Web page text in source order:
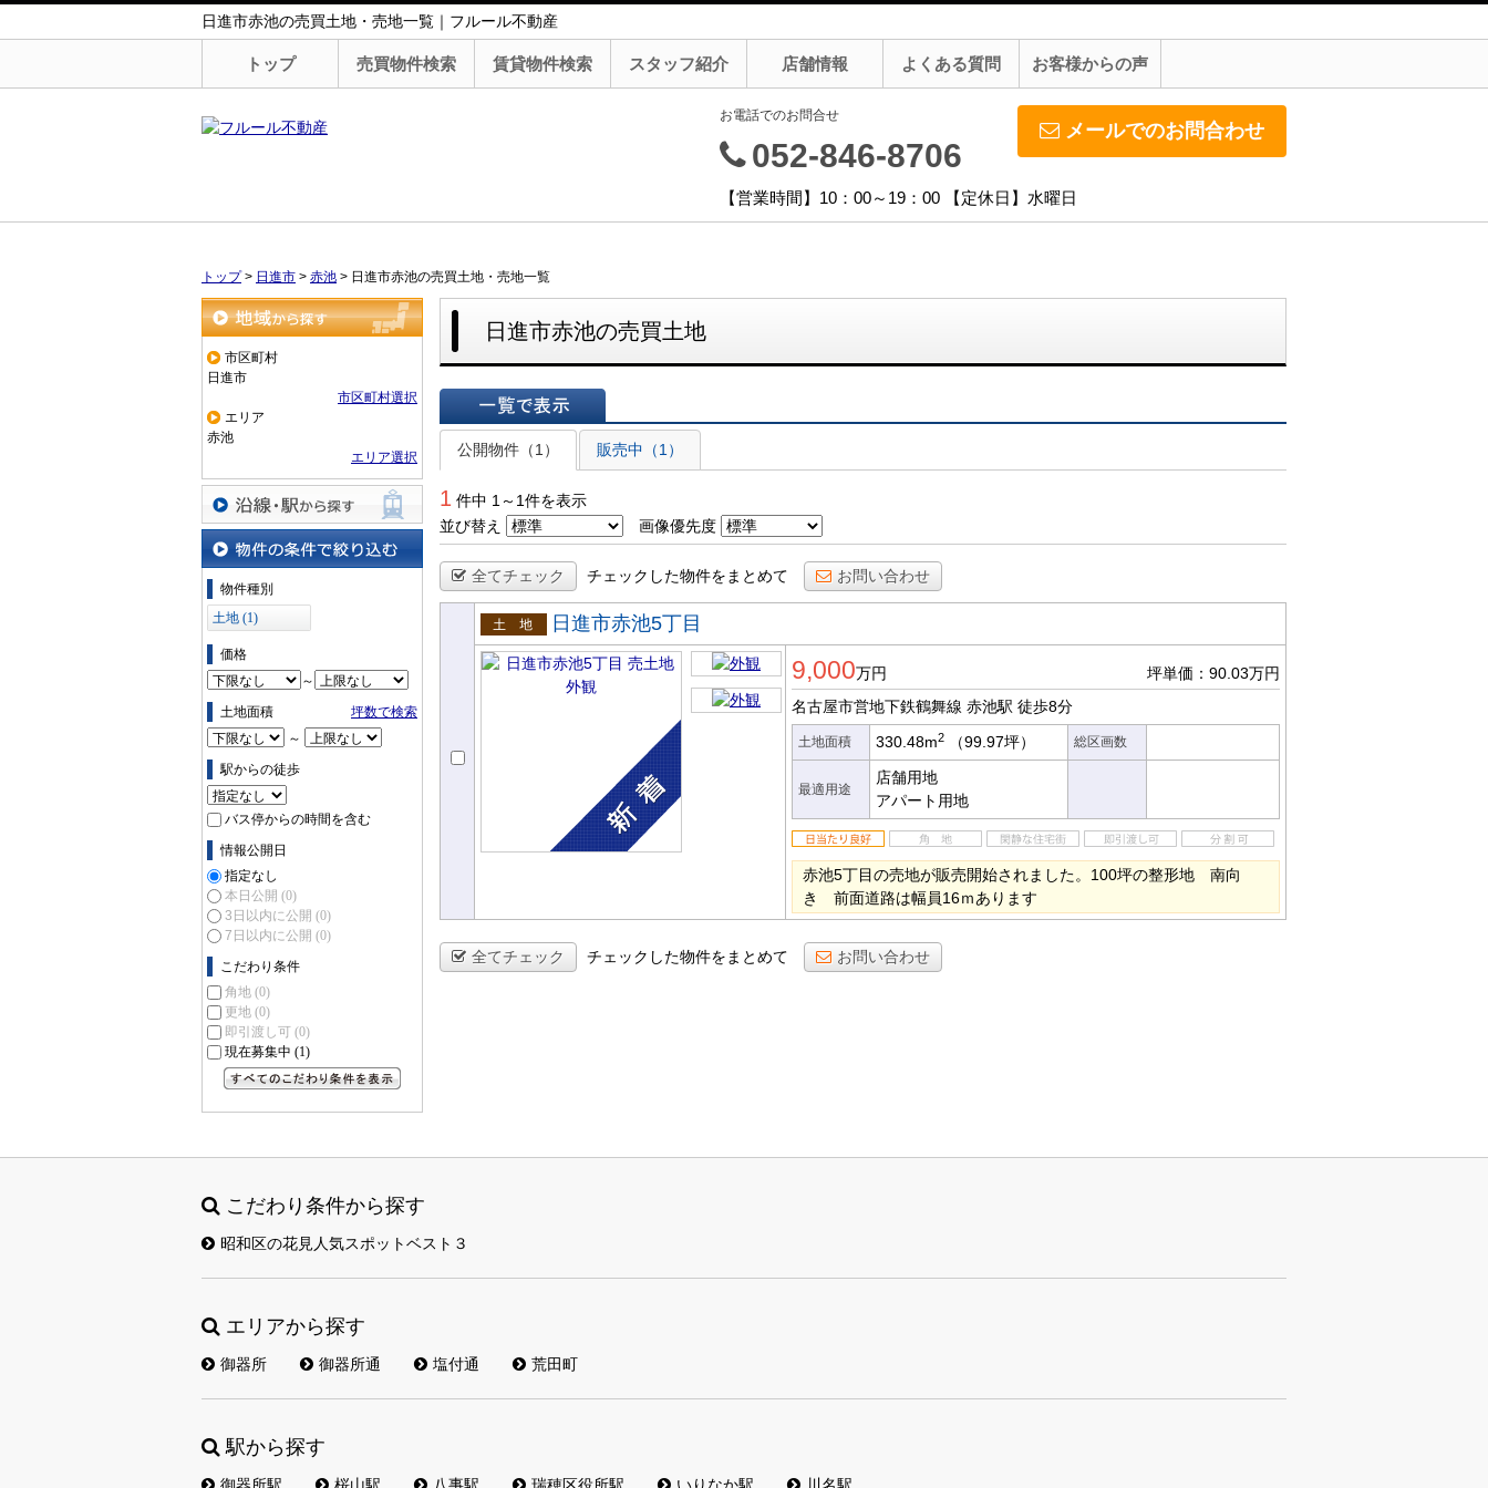
日進市赤池の売買土地・売地一覧｜フルール不動産
トップ 売買物件検索 賃貸物件検索 スタッフ紹介 店舗情報 よくある質問 お客様からの声
メールでのお問合わせ
お電話でのお問合せ
052-846-8706
【営業時間】10：00～19：00 【定休日】水曜日
トップ> 日進市 > 赤池 > 日進市赤池の売買土地・売地一覧
地域から探す
市区町村
日進市
市区町村選択
エリア
赤池
エリア選択
沿線・駅から探す
物件の条件で絞り込む
物件種別
土地 (1)
価格
～
土地面積
坪数で検索
～
駅からの徒歩
バス停からの時間を含む
情報公開日
指定なし
本日公開 (0)
3日以内に公開 (0)
7日以内に公開 (0)
こだわり条件
角地 (0)
更地 (0)
即引渡し可 (0)
現在募集中 (1)
日進市赤池の売買土地
一覧で表示
公開物件（1）
販売中（1）
1 件中 1～1件を表示
並び替え
画像優先度
全てチェック チェックした物件をまとめて お問い合わせ
売土地
日進市赤池5丁目
9,000万円
坪単価：90.03万円
名古屋市営地下鉄鶴舞線 赤池駅 徒歩8分
土地面積 330.48m2 （99.97坪） 総区画数
最適用途
店舗用地
アパート用地
赤池5丁目の売地が販売開始されました。100坪の整形地 南向
き 前面道路は幅員16ｍあります
全てチェック チェックした物件をまとめて お問い合わせ
こだわり条件から探す
昭和区の花見人気スポットベスト３
エリアから探す
御器所 御器所通 塩付通 荒田町
駅から探す